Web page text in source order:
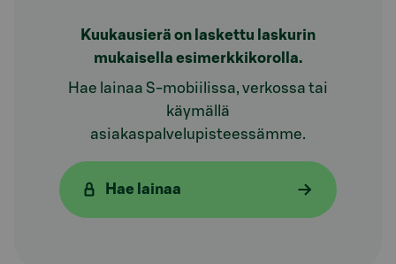
Kuukausierä on laskettu laskurin
mukaisella esimerkkikorolla.
Hae lainaa S-mobiilissa, verkossa tai
käymällä
asiakaspalvelupisteessämme.
Hae lainaa